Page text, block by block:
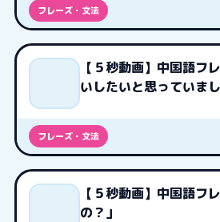
フレーズ・文法
【５秒動画】中国語フ
いしたいと思っていまし
フレーズ・文法
【５秒動画】中国語フ
の？」